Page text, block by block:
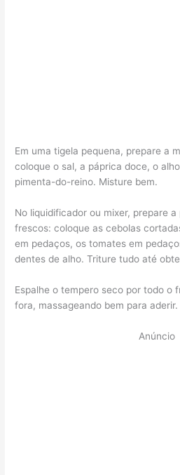
Em uma tigela pequena, prepare a
coloque o sal, a páprica doce, o
pimenta-do-reino. Misture bem.
No liquidificador ou mixer, prepare
frescos: coloque as cebolas
em pedaços, os tomates em
dentes de alho. Triture tudo até
Espalhe o tempero seco por todo o
fora, massageando bem para aderir.
Anúncio